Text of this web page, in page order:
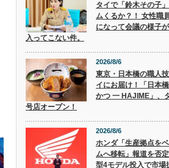
タイで「鈴木その子
ムくるか？！ 女性職
になって会議の様子
入ってこない件。
2026/8/6
東京・日本橋の職人
イにお届け！「日本
かつ 一 HAJIME」、
号店オープン！
2026/8/6
ホンダ「生産拠点を
ムへ移転」報道を否
型4モデル投入で市場